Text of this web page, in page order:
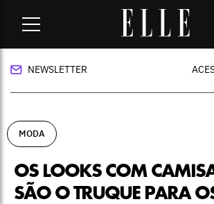
Os looks com camisa
para os dias de pressa
NEWSLETTER
MODA
OS LOOKS COM
SÃO O TRUQUE PARA